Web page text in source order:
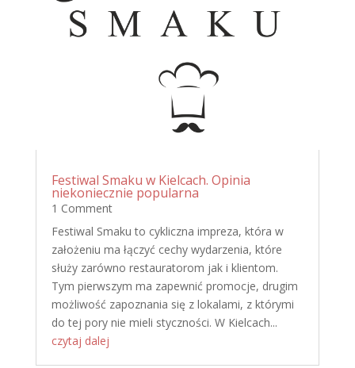
Festiwal Smaku w Kielcach. Opinia
niekoniecznie popularna
1 Comment
Festiwal Smaku to cykliczna impreza, która w
założeniu ma łączyć cechy wydarzenia, które
służy zarówno restauratorom jak i klientom.
Tym pierwszym ma zapewnić promocje, drugim
możliwość zapoznania się z lokalami, z którymi
do tej pory nie mieli styczności. W Kielcach...
czytaj dalej